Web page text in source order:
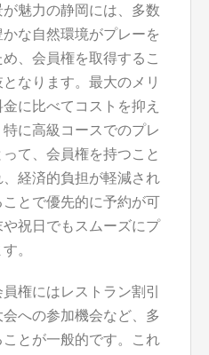
魅力の静岡には、多数
な自然環境がプレーを
、会員権を取得するこ
なります。最大のメリ
に比べてコストを抑え
に高級コースでのプレ
て、会員権を持つこと
経済的負担が軽減され
とで優先的に予約が可
祝日でもスムーズにプ
。
権にはレストラン割引
への参加機会など、多
とが一般的です。これ